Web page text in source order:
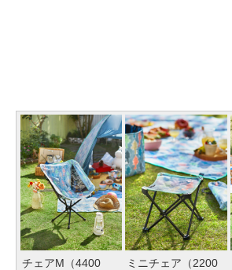
チェアM（4400
ミニチェア（2200